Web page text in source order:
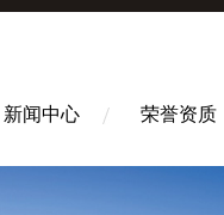
新闻中心 荣誉资质